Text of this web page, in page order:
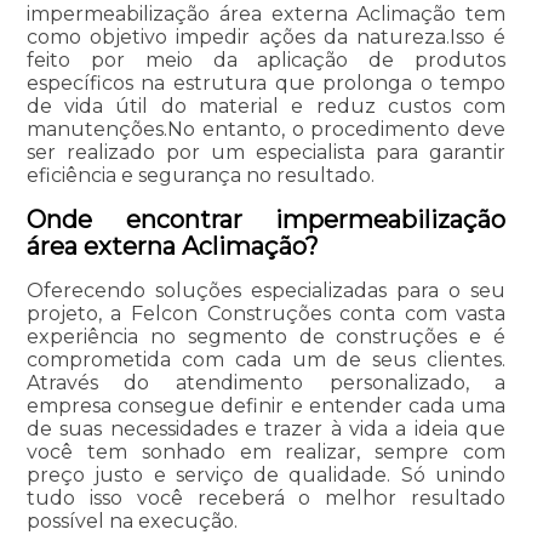
impermeabilização área externa Aclimação tem
como objetivo impedir ações da natureza.Isso é
feito por meio da aplicação de produtos
específicos na estrutura que prolonga o tempo
de vida útil do material e reduz custos com
manutenções.No entanto, o procedimento deve
ser realizado por um especialista para garantir
eficiência e segurança no resultado.
Onde encontrar impermeabilização
área externa Aclimação?
Oferecendo soluções especializadas para o seu
projeto, a Felcon Construções conta com vasta
experiência no segmento de construções e é
comprometida com cada um de seus clientes.
Através do atendimento personalizado, a
empresa consegue definir e entender cada uma
de suas necessidades e trazer à vida a ideia que
você tem sonhado em realizar, sempre com
preço justo e serviço de qualidade. Só unindo
tudo isso você receberá o melhor resultado
possível na execução.